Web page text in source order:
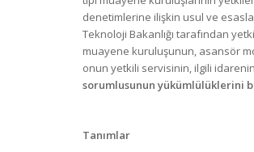
denetimlerine ilişkin usul ve
Teknoloji Bakanlığı tarafından
muayene kuruluşunun, asansör
onun yetkili servisinin, ilgili
sorumlusunun yükümlülüklerini
Tanımlar